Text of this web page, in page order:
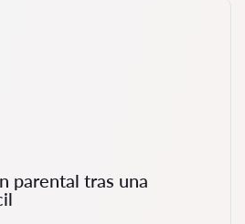
parental tras una